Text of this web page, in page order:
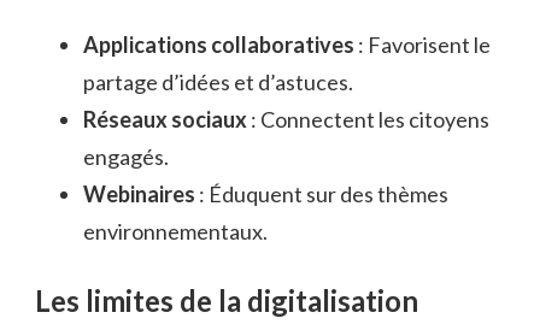
Applications collaboratives : Favorisent le
partage d’idées et d’astuces.
Réseaux sociaux : Connectent les citoyens
engagés.
Webinaires : Éduquent sur des thèmes
environnementaux.
Les limites de la digitalisation